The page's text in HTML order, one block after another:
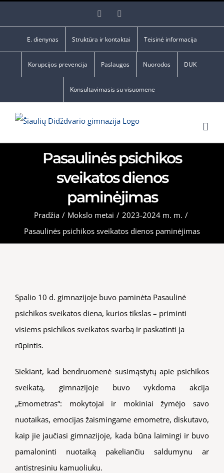
Facebook
E. dienynas Struktūra ir kontaktai Teisinė informacija
Korupcijos prevencija Paslaugos Nuorodos DUK
Konsultavimasis su visuomene
Pasaulinės psichikos
sveikatos dienos
paminėjimas
Pradžia / Mokslo metai / 2023-2024 m. m. /
Pasaulinės psichikos sveikatos dienos paminėjimas
Spalio 10 d. gimnazijoje buvo paminėta Pasaulinė
psichikos sveikatos diena, kurios tikslas – priminti
visiems psichikos sveikatos svarbą ir paskatinti ja
rūpintis.
Siekiant, kad bendruomenė susimąstytų apie psichikos
sveikatą, gimnazijoje buvo vykdoma akcija
„Emometras“: mokytojai ir mokiniai žymėjo savo
nuotaikas, emocijas žaismingame emometre, diskutavo,
kaip jie jaučiasi gimnazijoje, kada būna laimingi ir buvo
pamaloninti nuotaiką pakeliančiu saldumynu ar
antistresiniu kamuoliuku.